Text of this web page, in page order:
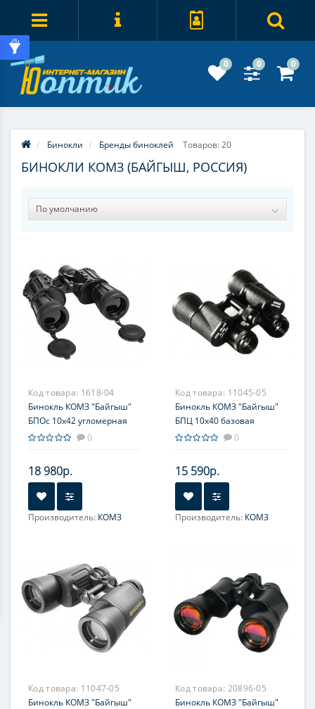
0 0 0
Бинокли Бренды биноклей Товаров: 20
БИНОКЛИ КОМЗ (БАЙГЫШ, РОССИЯ)
Код товара: 1618-04
Бинокль КОМЗ "Байгыш"
БПОс 10x42 угломерная
сетка
0
18 980р.
Производитель: КОМЗ
Центральная
Код товара: 11045-05
Бинокль КОМЗ "Байгыш"
БПЦ 10x40 базовая
комплектация0
15 590р.
Производитель: КОМЗ
Код товара: 11047-05
Бинокль КОМЗ "Байгыш"
Код товара: 20896-05
Бинокль КОМЗ "Байгыш"